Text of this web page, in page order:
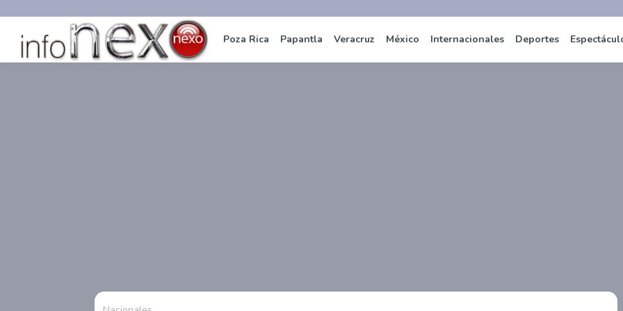
Poza Rica Papantla Veracruz México Internacionales Deportes